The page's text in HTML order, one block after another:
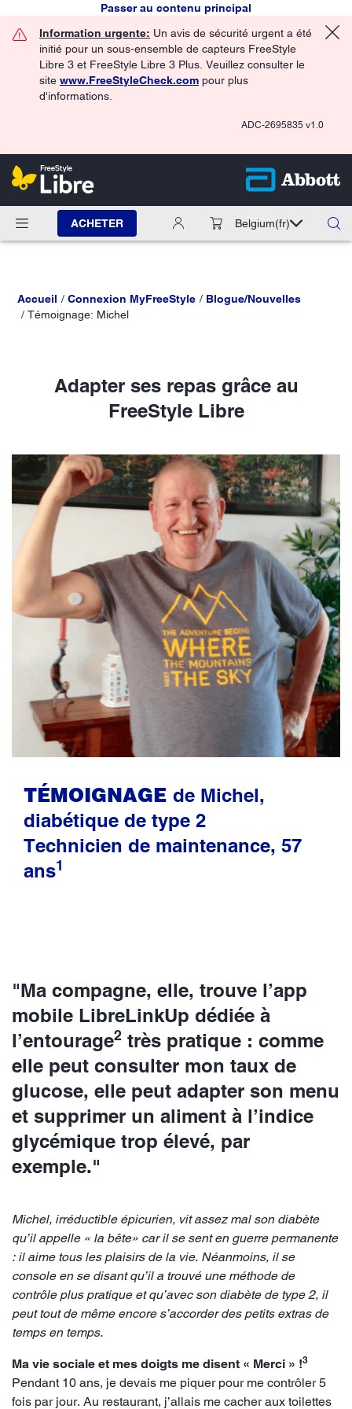
Passer au contenu principal
Information urgente: Un avis de sécurité urgent a été
initié pour un sous-ensemble de capteurs FreeStyle
Libre 3 et FreeStyle Libre 3 Plus. Veuillez consulter le
site www.FreeStyleCheck.com pour plus
d'informations.
ADC-2695835 v1.0
ACHETER Belgium(fr)
Accueil Connexion MyFreeStyle
Blogue/Nouvelles
Témoignage: Michel
Adapter ses repas grâce au
FreeStyle Libre
TÉMOIGNAGE de Michel,
diabétique de type 2
Technicien de maintenance, 57
ans1
"Ma compagne, elle, trouve l’app
mobile LibreLinkUp dédiée à
l’entourage2 très pratique : comme
elle peut consulter mon taux de
glucose, elle peut adapter son menu
et supprimer un aliment à l’indice
glycémique trop élevé, par
exemple."
Michel, irréductible épicurien, vit assez mal son diabète
qu’il appelle « la bête» car il se sent en guerre permanente
: il aime tous les plaisirs de la vie. Néanmoins, il se
console en se disant qu’il a trouvé une méthode de
contrôle plus pratique et qu’avec son diabète de type 2, il
peut tout de même encore s’accorder des petits extras de
temps en temps.
Ma vie sociale et mes doigts me disent « Merci » !3
Pendant 10 ans, je devais me piquer pour me contrôler 5
fois par jour. Au restaurant, j’allais me cacher aux toilettes